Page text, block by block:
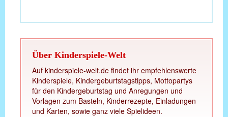
Über Kinderspiele-Welt
Auf kinderspiele-welt.de findet ihr empfehlenswerte
Kinderspiele, Kindergeburtstagstipps, Mottopartys
für den Kindergeburtstag und Anregungen und
Vorlagen zum Basteln, Kinderrezepte, Einladungen
und Karten, sowie ganz viele Spielideen.